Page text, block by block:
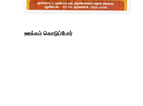
ஊக்கம் கொடுப்போர்